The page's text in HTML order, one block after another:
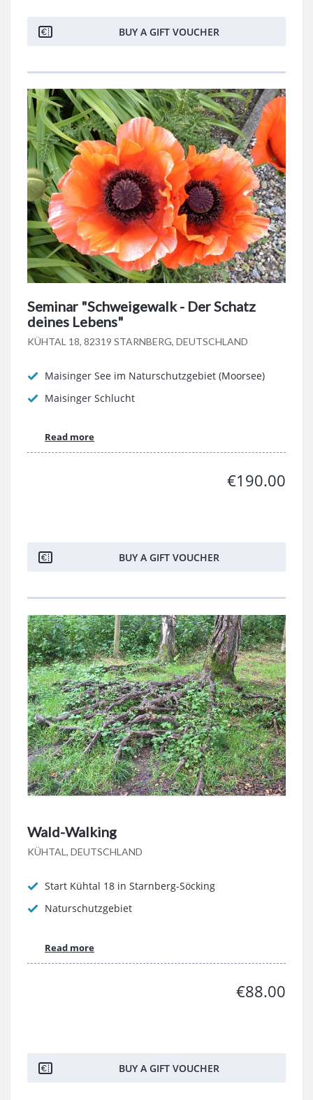
BUY A GIFT VOUCHER
Seminar "Schweigewalk - Der Schatz
deines Lebens"
KÜHTAL 18, 82319 STARNBERG, DEUTSCHLAND
Maisinger See im Naturschutzgebiet (Moorsee)
Maisinger Schlucht
Read more
€190.00
BUY A GIFT VOUCHER
Wald-Walking
KÜHTAL, DEUTSCHLAND
Start Kühtal 18 in Starnberg-Söcking
Naturschutzgebiet
Read more
€88.00
BUY A GIFT VOUCHER